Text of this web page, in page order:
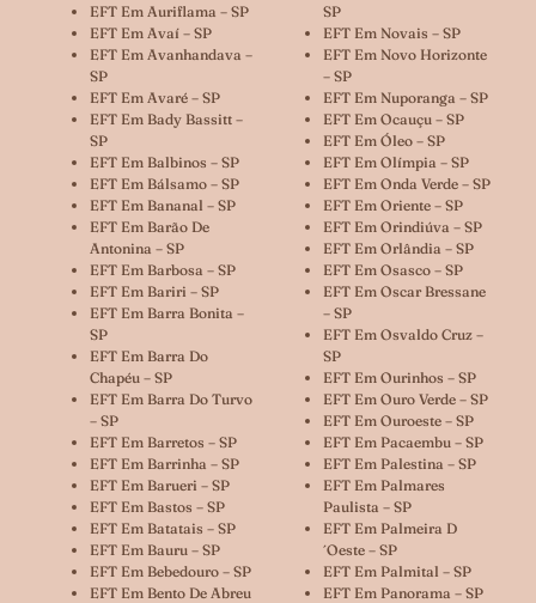
EFT Em Auriflama – SP
EFT Em Avaí – SP
EFT Em Avanhandava –
SP
EFT Em Avaré – SP
EFT Em Bady Bassitt –
SP
EFT Em Balbinos – SP
EFT Em Bálsamo – SP
EFT Em Bananal – SP
EFT Em Barão De
Antonina – SP
EFT Em Barbosa – SP
EFT Em Bariri – SP
EFT Em Barra Bonita –
SP
EFT Em Barra Do
Chapéu – SP
EFT Em Barra Do Turvo
– SP
EFT Em Barretos – SP
EFT Em Barrinha – SP
EFT Em Barueri – SP
EFT Em Bastos – SP
EFT Em Batatais – SP
EFT Em Bauru – SP
EFT Em Bebedouro – SP
EFT Em Bento De Abreu
SP
EFT Em Novais – SP
EFT Em Novo Horizonte
– SP
EFT Em Nuporanga – SP
EFT Em Ocauçu – SP
EFT Em Óleo – SP
EFT Em Olímpia – SP
EFT Em Onda Verde – SP
EFT Em Oriente – SP
EFT Em Orindiúva – SP
EFT Em Orlândia – SP
EFT Em Osasco – SP
EFT Em Oscar Bressane
– SP
EFT Em Osvaldo Cruz –
SP
EFT Em Ourinhos – SP
EFT Em Ouro Verde – SP
EFT Em Ouroeste – SP
EFT Em Pacaembu – SP
EFT Em Palestina – SP
EFT Em Palmares
Paulista – SP
EFT Em Palmeira D
´oeste – SP
EFT Em Palmital – SP
EFT Em Panorama – SP